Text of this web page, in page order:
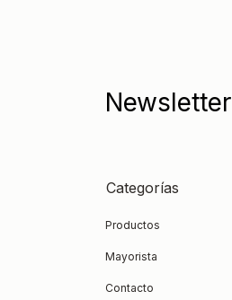
Newsletter
Categorías
Productos
Mayorista
Contacto